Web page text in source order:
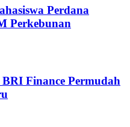
Perdana
Perkebunan
Finance Permudah